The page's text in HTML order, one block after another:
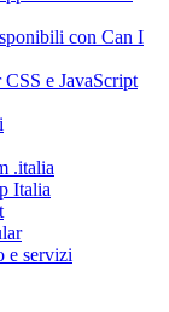
con Can I
e JavaScript
.italia
Italia
e servizi